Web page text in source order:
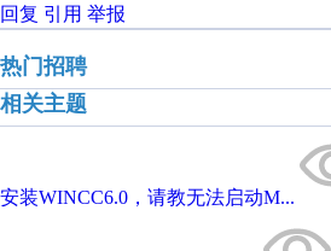
回复 引用 举报
热门招聘
相关主题
安装WINCC6.0，请教无法启动M...